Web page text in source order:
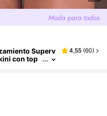
Superv
con top
4,55 (60)